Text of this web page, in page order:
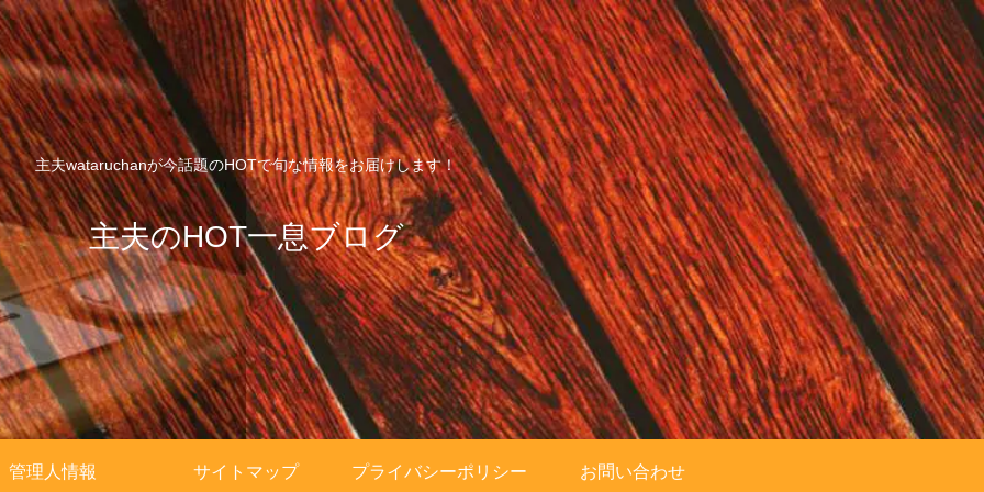
主夫wataruchanが今話題のHOTで旬な情報をお届けします！
主夫のHOT一息ブログ
管理人情報 サイトマップ プライバシーポリシー お問い合わせ